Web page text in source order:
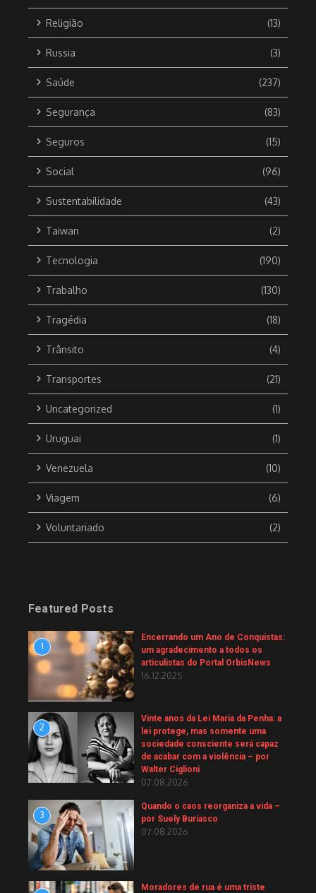
Religião (13)
Russia (3)
Saúde (237)
Segurança (83)
Seguros (15)
Social (96)
Sustentabilidade (43)
Taiwan (2)
Tecnologia (190)
Trabalho (130)
Tragédia (18)
Trânsito (4)
Transportes (21)
Uncategorized (1)
Uruguai (1)
Venezuela (10)
Viagem (6)
Voluntariado (2)
Featured Posts
1
Encerrando um Ano de Conquistas:
um agradecimento a todos os
articulistas do Portal OrbisNews
16.12.2025
2
Vinte anos da Lei Maria da Penha: a
lei protege, mas somente uma
sociedade consciente será capaz
de acabar com a violência – por
Walter Ciglioni
07.08.2026
3
Quando o caos reorganiza a vida –
por Suely Buriasco
07.08.2026
Moradores de rua é uma triste